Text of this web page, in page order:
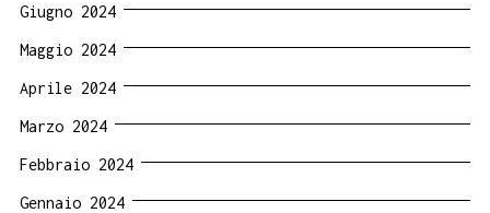
Giugno 2024
Maggio 2024
Aprile 2024
Marzo 2024
Febbraio 2024
Gennaio 2024